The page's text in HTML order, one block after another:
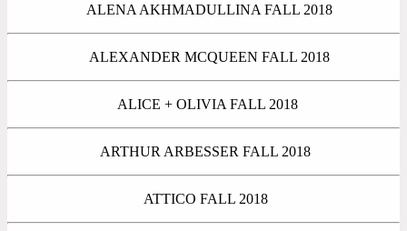
ALENA AKHMADULLINA FALL 2018
ALEXANDER MCQUEEN FALL 2018
ALICE + OLIVIA FALL 2018
ARTHUR ARBESSER FALL 2018
ATTICO FALL 2018